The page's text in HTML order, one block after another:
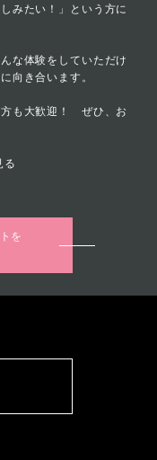
みたい！」という方に
な体験をしていただけ
向き合います。
方も大歓迎！ ぜひ、お
る
を